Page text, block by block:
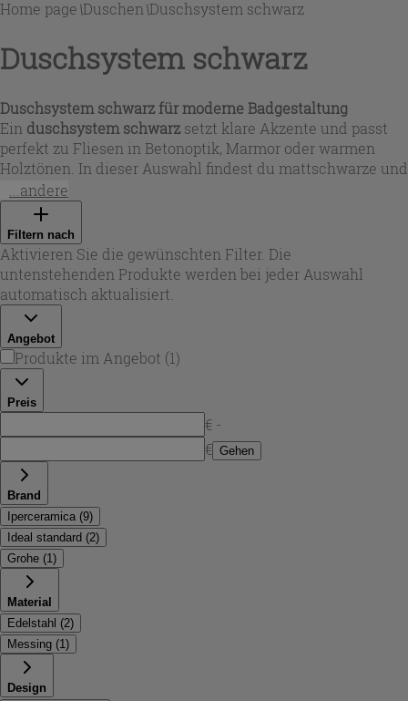
Home page\Duschen \Duschsystem schwarz
Duschsystem schwarz
Duschsystem schwarz für moderne Badgestaltung
Ein duschsystem schwarz setzt klare Akzente und passt
perfekt zu Fliesen in Betonoptik, Marmor oder warmen
Holztönen. In dieser Auswahl findest du mattschwarze und
seidenmatte Oberflächen mit runden oder eckigen Linien
– von schlanken Duschsäulen bis zu Sets mit
großformatiger Kopfbrause. Viele Ausführungen
kombinieren Regendusche und Handbrause, damit du
zwischen entspannendem Regenstrahl und gezieltem
Abspülen wechseln kannst. Bei Iperceramica ist das
schwarzes duschsystem
suchst.
...andere
Filtern nach
Aktivieren Sie die gewünschten Filter. Die
untenstehenden Produkte werden bei jeder Auswahl
automatisch aktualisiert.
Angebot
Produkte im Angebot (1)
Preis
€ -
€ Gehen
Brand
Iperceramica (9)
Ideal standard (2)
Grohe (1 )
Material
Edelstahl (2)
Messing (1 )
Design